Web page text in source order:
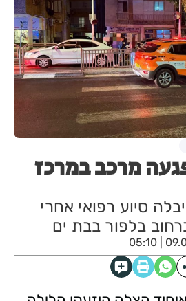
מרכב במרכז
כבת 30 קיבלה סיוע רפואי אחרי
בלפור בבת ים